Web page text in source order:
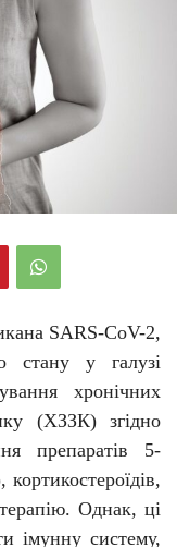
SARS-CoV-2,
стану у галузі
хронічних
(ХЗЗК) згідно
препаратів 5-
Однак, ці
імунну систему,